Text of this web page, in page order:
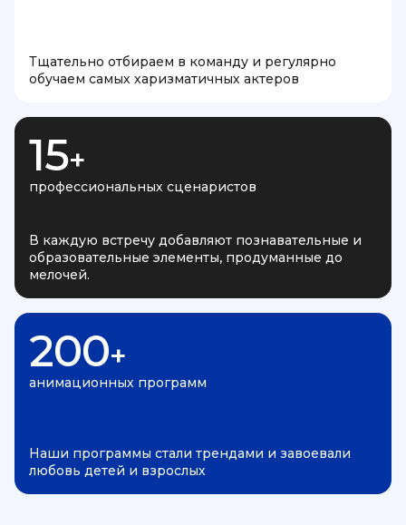
Тщательно отбираем в команду и регулярно
обучаем самых харизматичных актеров
15+
профессиональных сценаристов
В каждую встречу добавляют познавательные и
образовательные элементы, продуманные до
мелочей.
200+
анимационных программ
Наши программы стали трендами и завоевали
любовь детей и взрослых